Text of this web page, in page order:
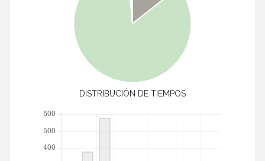
DISTRIBUCIÓN DE TIEMPOS